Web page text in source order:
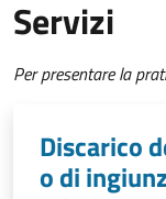
Servizi
Per presentare la
Discarico
o di